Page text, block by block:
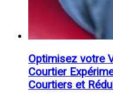
Optimisez votre
Courtier
Courtiers et